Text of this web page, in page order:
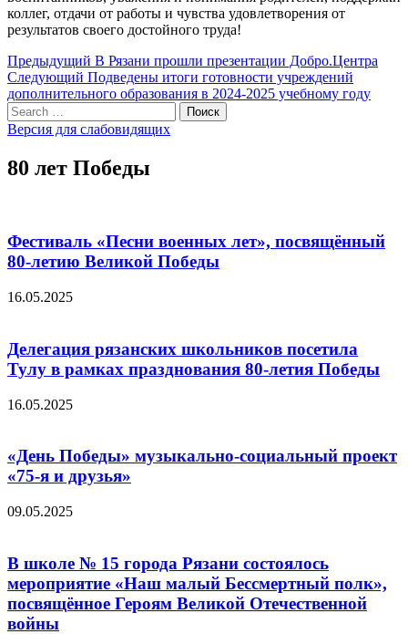
коллег, отдачи от работы и чувства удовлетворения от
результатов своего достойного труда!
Навигация
по
записям
Предыдущий Предыдущий
пост:
В Рязани прошли презентации Добро.Центра
Следующий Следующий
пост:
Подведены итоги готовности учреждений
дополнительного образования в 2024-2025 учебному году
Search
for:
Поиск
Версия для слабовидящих
80 лет Победы
Фестиваль «Песни военных лет», посвящённый
80-летию Великой Победы
16.05.2025
Делегация рязанских школьников посетила
Тулу в рамках празднования 80-летия Победы
16.05.2025
«День Победы» музыкально-социальный проект
«75-я и друзья»
09.05.2025
В школе № 15 города Рязани состоялось
мероприятие «Наш малый Бессмертный полк»,
посвящённое Героям Великой Отечественной
войны